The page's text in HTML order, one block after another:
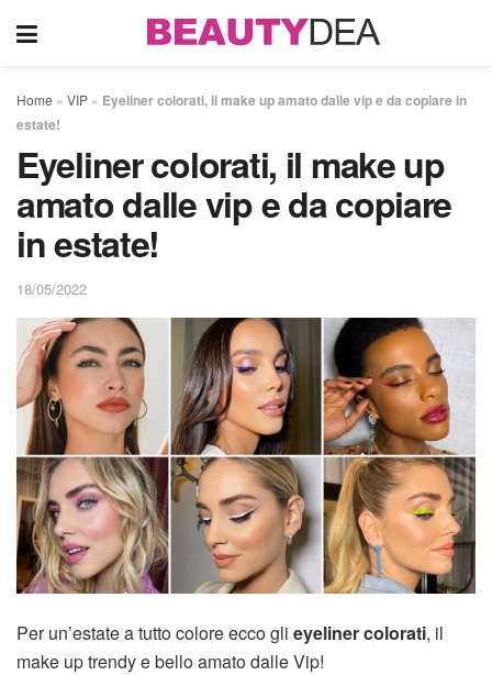
Home » VIP » Eyeliner colorati, il make up amato dalle vip e da copiare in
estate!
Eyeliner colorati, il make up
amato dalle vip e da copiare
in estate!
18/05/2022
Per un’estate a tutto colore ecco gli eyeliner colorati, il
make up trendy e bello amato dalle Vip!